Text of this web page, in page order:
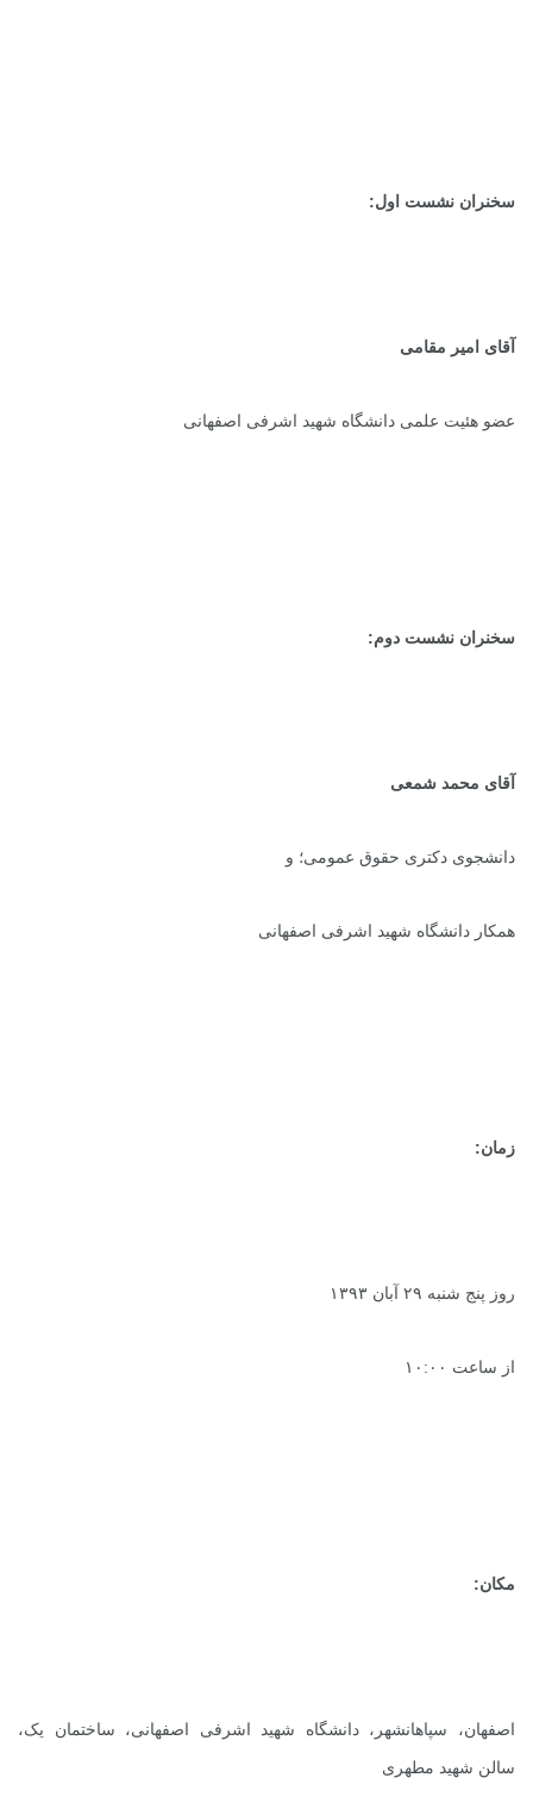
سخنران نشست اول:
آقای امیر مقامی
عضو هئیت علمی دانشگاه شهید اشرفی اصفهانی
سخنران نشست دوم:
آقای محمد شمعی
دانشجوی دکتری حقوق عمومی؛ و
همکار دانشگاه شهید اشرفی اصفهانی
زمان:
روز پنج شنبه ۲۹ آبان ۱۳۹۳
از ساعت ۱۰:۰۰
مکان:
اصفهان، سپاهانشهر، دانشگاه شهید اشرفی اصفهانی، ساختمان یک،
سالن شهید مطهری